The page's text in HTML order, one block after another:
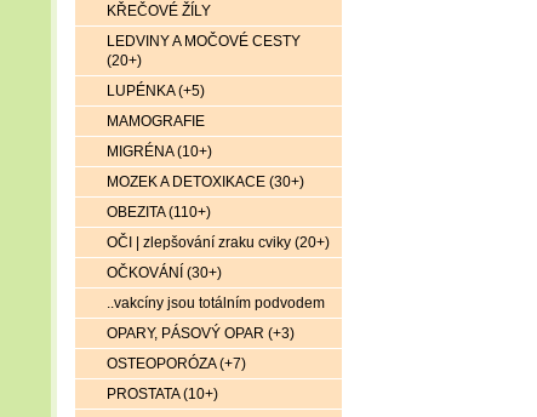
KŘEČOVÉ ŽÍLY
LEDVINY A MOČOVÉ CESTY
(20+)
LUPÉNKA (+5)
MAMOGRAFIE
MIGRÉNA (10+)
MOZEK A DETOXIKACE (30+)
OBEZITA (110+)
OČI | zlepšování zraku cviky (20+)
OČKOVÁNÍ (30+)
..vakcíny jsou totálním podvodem
OPARY, PÁSOVÝ OPAR (+3)
OSTEOPORÓZA (+7)
PROSTATA (10+)